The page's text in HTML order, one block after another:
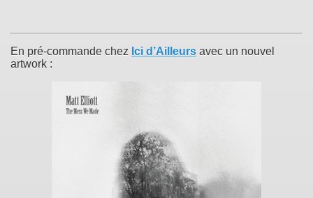
En pré-commande chez Ici d’Ailleurs avec un nouvel
artwork :